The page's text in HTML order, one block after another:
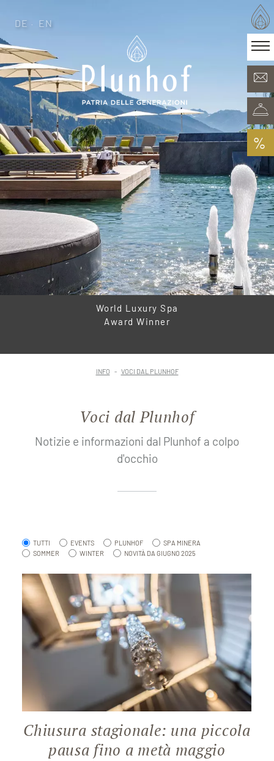
Patria delle generazioni
Camere & Offerte
Minera Acqua & Spa
Plunhof experiences
Esperienze nei dintorni
%
DE · EN
World Luxury Spa
Award Winner
INFO VOCI DAL PLUNHOF
Voci dal Plunhof
Notizie e informazioni dal Plunhof a colpo
d'occhio
TUTTI EVENTS PLUNHOF
SPA MINERA
SOMMER
WINTER NOVITÀ DA GIUGNO 2025
Chiusura stagionale: una piccola
pausa fino a metà maggio